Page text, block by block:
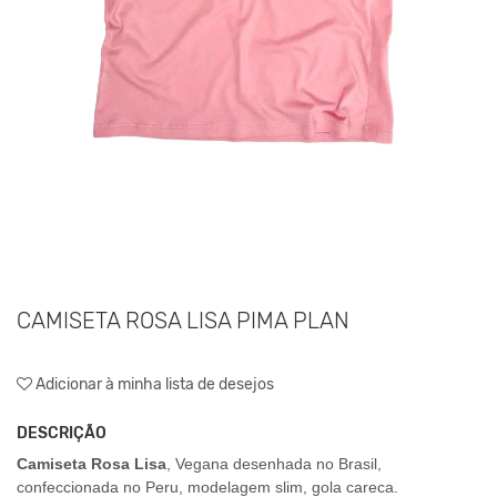
CAMISETA ROSA LISA PIMA PLAN
Adicionar à minha lista de desejos
DESCRIÇÃO
Camiseta Rosa Lisa , Vegana desenhada no Brasil,
confeccionada no Peru, modelagem slim, gola careca.